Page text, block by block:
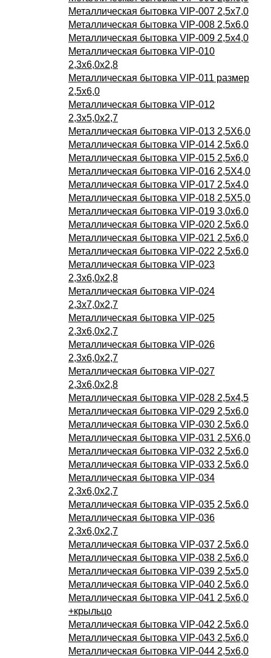
Металлическая бытовка VIP-007 2,5х7,0
Металлическая бытовка VIP-008 2,5х6,0
Металлическая бытовка VIP-009 2,5х4,0
Металлическая бытовка VIP-010
2,3х6,0х2,8
Металлическая бытовка VIP-011 размер
2,5х6,0
Металлическая бытовка VIP-012
2,3х5,0х2,7
Металлическая бытовка VIP-013 2,5Х6,0
Металлическая бытовка VIP-014 2,5х6,0
Металлическая бытовка VIP-015 2,5х6,0
Металлическая бытовка VIP-016 2,5Х4,0
Металлическая бытовка VIP-017 2,5х4,0
Металлическая бытовка VIP-018 2,5Х5,0
Металлическая бытовка VIP-019 3,0х6,0
Металлическая бытовка VIP-020 2,5х6,0
Металлическая бытовка VIP-021 2,5х6,0
Металлическая бытовка VIP-022 2,5х6,0
Металлическая бытовка VIP-023
2,3х6,0х2,8
Металлическая бытовка VIP-024
2,3х7,0х2,7
Металлическая бытовка VIP-025
2,3х6,0х2,7
Металлическая бытовка VIP-026
2,3х6,0х2,7
Металлическая бытовка VIP-027
2,3х6,0х2,8
Металлическая бытовка VIP-028 2,5х4,5
Металлическая бытовка VIP-029 2,5х6,0
Металлическая бытовка VIP-030 2,5х6,0
Металлическая бытовка VIP-031 2,5Х6,0
Металлическая бытовка VIP-032 2,5х6,0
Металлическая бытовка VIP-033 2,5х6,0
Металлическая бытовка VIP-034
2,3х6,0х2,7
Металлическая бытовка VIP-035 2,5х6,0
Металлическая бытовка VIP-036
2,3х6,0х2,7
Металлическая бытовка VIP-037 2,5х6,0
Металлическая бытовка VIP-038 2,5х6,0
Металлическая бытовка VIP-039 2,5х5,0
Металлическая бытовка VIP-040 2,5х6,0
Металлическая бытовка VIP-041 2,5х6,0
+крыльцо
Металлическая бытовка VIP-042 2,5х6,0
Металлическая бытовка VIP-043 2,5х6,0
Металлическая бытовка VIP-044 2,5х6,0